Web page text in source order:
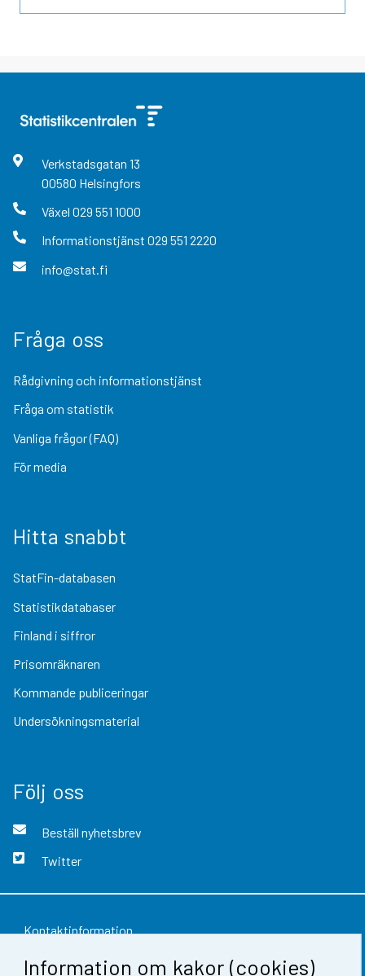
Information om kakor (cookies)
Verkstadsgatan 13
00580 Helsingfors
Växel 029 551 1000
Informationstjänst 029 551 2220
info@stat.fi
Fråga oss
Rådgivning och informationstjänst
Fråga om statistik
Vanliga frågor (FAQ)
För media
Hitta snabbt
StatFin-databasen
Statistikdatabaser
Finland i siffror
Prisomräknaren
Kommande publiceringar
Undersökningsmaterial
Följ oss
Beställ nyhetsbrev
Twitter
Kontaktinformation
Respons